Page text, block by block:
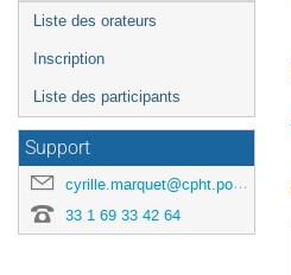
Liste des orateurs
Inscription
Liste des participants
Support
cyrille.marquet@cpht.polytechnique.fr
33 1 69 33 42 64